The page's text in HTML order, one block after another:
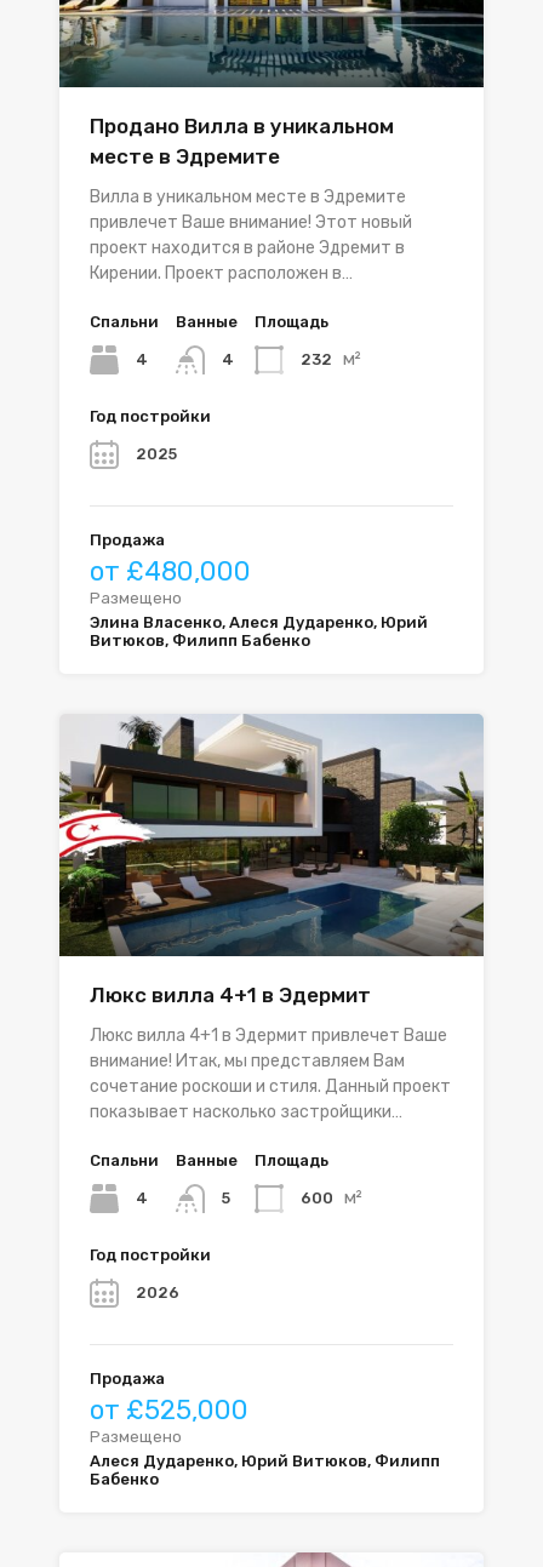
Продано Вилла в уникальном
месте в Эдремите
Вилла в уникальном месте в Эдремите
привлечет Ваше внимание! Этот новый
проект находится в районе Эдремит в
Кирении. Проект расположен в…
Спальни
4
Ванные
4
Площадь
232 м²
Год постройки
2025
Продажа
от £480,000
Размещено
Элина Власенко, Алеся Дударенко, Юрий
Витюков, Филипп Бабенко
Люкс вилла 4+1 в Эдермит
Люкс вилла 4+1 в Эдермит привлечет Ваше
внимание! Итак, мы представляем Вам
сочетание роскоши и стиля. Данный проект
показывает насколько застройщики…
Спальни
4
Ванные
5
Площадь
600 м²
Год постройки
2026
Продажа
от £525,000
Размещено
Алеся Дударенко, Юрий Витюков, Филипп
Бабенко